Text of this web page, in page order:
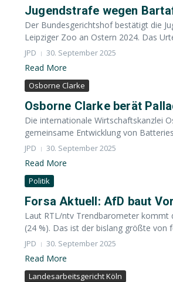
Jugendstrafe wegen
Der Bundesgerichtshof bestätigt die
Leipziger Zoo an Ostern 2024. Das
JPD 30. September 2025
Read More
Osborne Clarke
Osborne Clarke berät
Die internationale Wirtschaftskanzlei
gemeinsame Entwicklung von
JPD 30. September 2025
Read More
Politik
Forsa Aktuell: AfD baut
Laut RTL/ntv Trendbarometer kommt
(24 %). Das ist der bislang größte von
JPD 30. September 2025
Read More
Landesarbeitsgericht Köln